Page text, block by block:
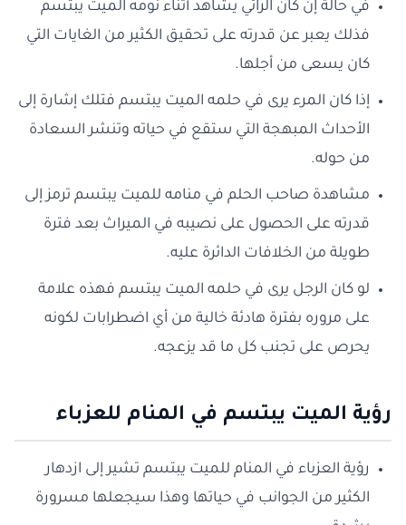
في حالة إن كان الرائي يشاهد أثناء نومه الميت يبتسم
فذلك يعبر عن قدرته على تحقيق الكثير من الغايات التي
كان يسعى من أجلها.
إذا كان المرء يرى في حلمه الميت يبتسم فتلك إشارة إلى
الأحداث المبهجة التي ستقع في حياته وتنشر السعادة
من حوله.
مشاهدة صاحب الحلم في منامه للميت يبتسم ترمز إلى
قدرته على الحصول على نصيبه في الميراث بعد فترة
طويلة من الخلافات الدائرة عليه.
لو كان الرجل يرى في حلمه الميت يبتسم فهذه علامة
على مروره بفترة هادئة خالية من أي اضطرابات لكونه
يحرص على تجنب كل ما قد يزعجه.
رؤية الميت يبتسم في المنام للعزباء
رؤية العزباء في المنام للميت يبتسم تشير إلى ازدهار
الكثير من الجوانب في حياتها وهذا سيجعلها مسرورة